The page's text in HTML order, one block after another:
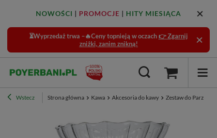
NOWOŚCI | PROMOCJE | HITY MIESIĄCA
⏳Wyprzedaż trwa –🔥Ceny topnieją w oczach 👉 Zgarnij
zniżki, zanim znikną!
Wstecz Strona główna Kawa Akcesoria do kawy Zestaw do